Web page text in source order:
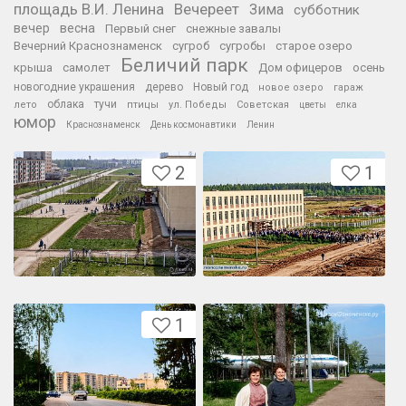
площадь В.И. Ленина Вечереет Зима субботник
вечер весна Первый снег
снежные завалы
Вечерний Краснознаменск
сугроб сугробы
старое озеро
крыша
самолет Беличий парк Дом офицеров осень
новогодние украшения дерево Новый год новое озеро
гараж
лето
облака тучи птицы ул. Победы Советская цветы елка
юмор Краснознаменск День космонавтики Ленин
2 1
1